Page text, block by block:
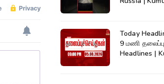
Today
9 மணி
Headlines |